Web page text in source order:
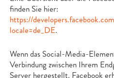
finden Sie hier:
https://
locale=de_DE.
Wenn das Social-Media-
Verbindung zwischen Ihrem
Server hergestellt. Facebook